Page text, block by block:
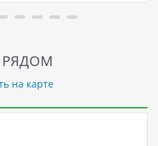
РЯДОМ
на карте